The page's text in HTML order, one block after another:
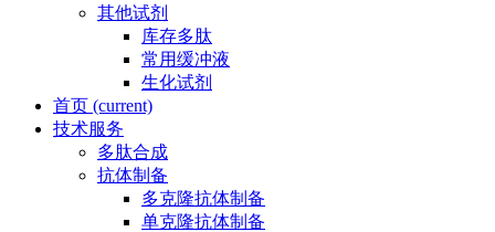
其他试剂
库存多肽
常用缓冲液
生化试剂
首页 (current)
技术服务
多肽合成
抗体制备
多克隆抗体制备
单克隆抗体制备